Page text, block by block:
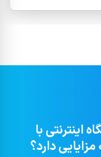
اینترنتی با
دارد؟